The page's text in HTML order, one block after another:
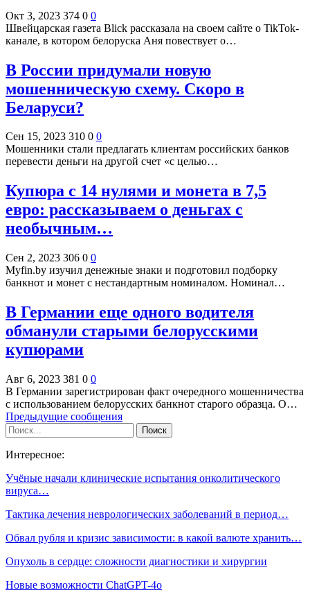
Окт 3, 2023 374 0 0
Швейцарская газета Blick рассказала на своем сайте о TikTok-
канале, в котором белоруска Аня повествует о…
В России придумали новую
мошенническую схему. Скоро в
Беларуси?
Сен 15, 2023 310 0 0
Мошенники стали предлагать клиентам российских банков
перевести деньги на другой счет «с целью…
Купюра с 14 нулями и монета в 7,5
евро: рассказываем о деньгах с
необычным…
Сен 2, 2023 306 0 0
Myfin.by изучил денежные знаки и подготовил подборку
банкнот и монет с нестандартным номиналом. Номинал…
В Германии еще одного водителя
обманули старыми белорусскими
купюрами
Авг 6, 2023 381 0 0
В Германии зарегистрирован факт очередного мошенничества
с использованием белорусских банкнот старого образца. О…
Предыдущие сообщения
Интересное:
Учёные начали клинические испытания онколитического
вируса…
Тактика лечения неврологических заболеваний в период…
Обвал рубля и кризис зависимости: в какой валюте хранить…
Опухоль в сердце: сложности диагностики и хирургии
Новые возможности ChatGPT-4o